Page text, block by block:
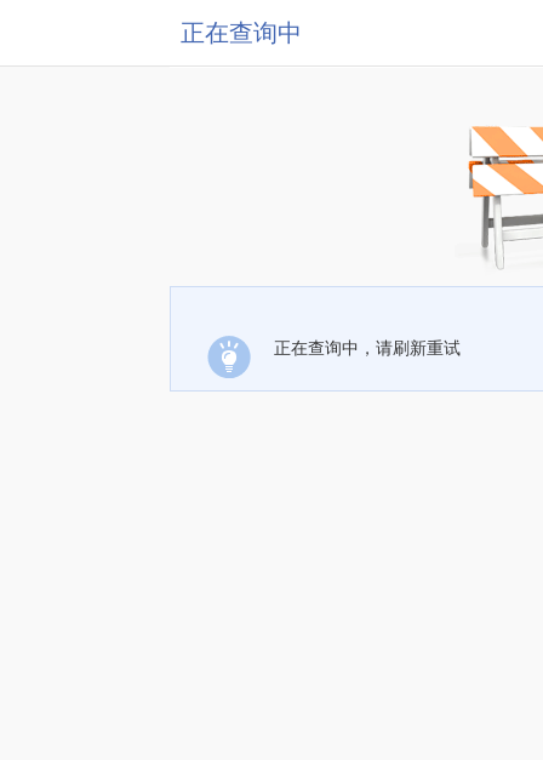
正在查询中
正在查询中，请刷新重试